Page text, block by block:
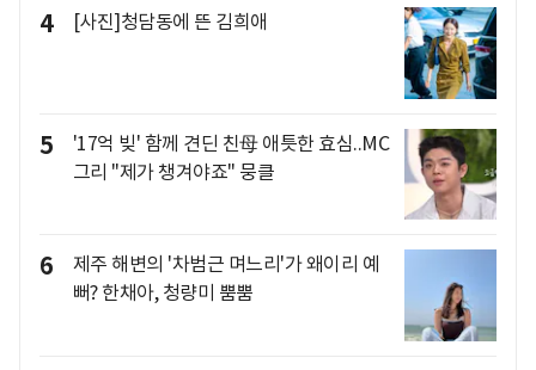
4 [사진]청담동에 뜬 김희애
5
'17억 빚' 함께 견딘 친母 애틋한 효심..MC
그리 "제가 챙겨야죠" 뭉클
6
제주 해변의 '차범근 며느리'가 왜이리 예
뻐? 한채아, 청량미 뿜뿜